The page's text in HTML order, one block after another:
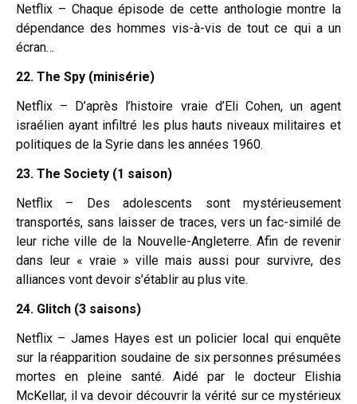
Netflix – Chaque épisode de cette anthologie montre la
dépendance des hommes vis-à-vis de tout ce qui a un
écran…
22. The Spy (minisérie)
Netflix – D’après l’histoire vraie d’Eli Cohen, un agent
israélien ayant infiltré les plus hauts niveaux militaires et
politiques de la Syrie dans les années 1960.
23. The Society (1 saison)
Netflix – Des adolescents sont mystérieusement
transportés, sans laisser de traces, vers un fac-similé de
leur riche ville de la Nouvelle-Angleterre. Afin de revenir
dans leur « vraie » ville mais aussi pour survivre, des
alliances vont devoir s’établir au plus vite.
24. Glitch (3 saisons)
Netflix – James Hayes est un policier local qui enquête
sur la réapparition soudaine de six personnes présumées
mortes en pleine santé. Aidé par le docteur Elishia
McKellar, il va devoir découvrir la vérité sur ce mystérieux